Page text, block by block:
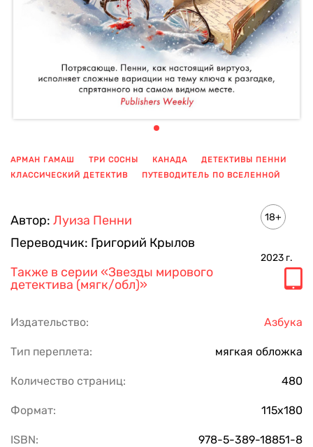
АРМАН ГАМАШ ТРИ СОСНЫ КАНАДА
ДЕТЕКТИВЫ ПЕННИ
КЛАССИЧЕСКИЙ ДЕТЕКТИВ
ПУТЕВОДИТЕЛЬ ПО ВСЕЛЕННОЙ
Автор: Луиза Пенни
Переводчик: Григорий Крылов
18+
2023 г.
Также в серии «Звезды мирового
детектива (мягк/обл)»
Издательство: Азбука
Тип переплета: мягкая обложка
Количество страниц: 480
Формат: 115х180
ISBN: 978-5-389-18851-8